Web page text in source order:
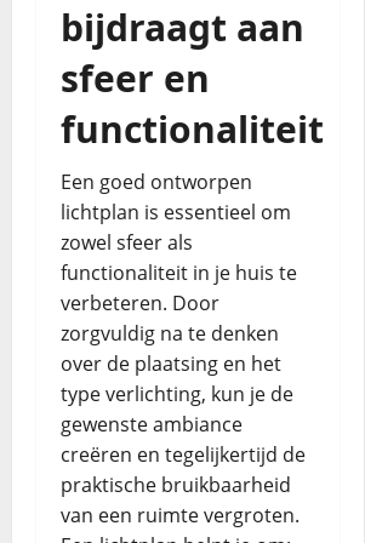
bijdraagt aan
sfeer en
functionaliteit
Een goed ontworpen
lichtplan is essentieel om
zowel sfeer als
functionaliteit in je huis te
verbeteren. Door
zorgvuldig na te denken
over de plaatsing en het
type verlichting, kun je de
gewenste ambiance
creëren en tegelijkertijd de
praktische bruikbaarheid
van een ruimte vergroten.